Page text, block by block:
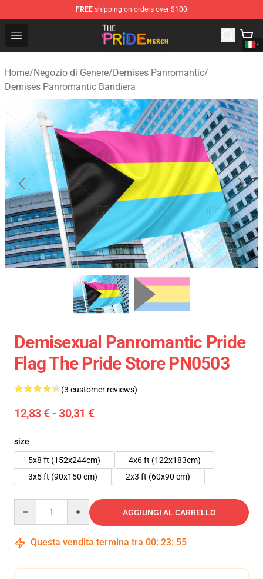
FREE shipping on orders over $100
Open menu
The Pride Shop - Official The Pride Merchandise Store
Home/Negozio di Genere/Demises Panromantic/
Demises Panromantic Bandiera
Demisexual Panromantic Pride
Flag The Pride Store PN0503
(3 customer reviews)
12,83 € - 30,31 €
size
5x8 ft (152x244cm)
4x6 ft (122x183cm)
3x5 ft (90x150 cm)
2x3 ft (60x90 cm)
AGGIUNGI AL CARRELLO
Questa vendita termina tra 00: 23: 54